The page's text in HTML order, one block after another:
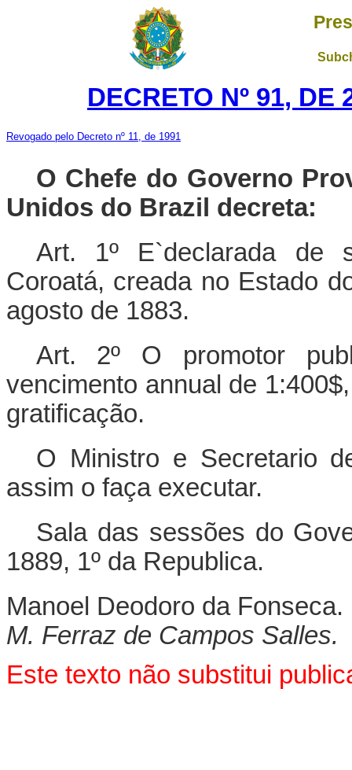
DECRETO Nº 91, DE
Revogado pelo Decreto nº 11, de 1991
O Chefe do Governo
Unidos do Brazil decreta:
Art. 1º E`declarada de
Coroatá, creada no Estado
agosto de 1883.
Art. 2º O promotor
vencimento annual de
gratificação.
O Ministro e Secretario
assim o faça executar.
Sala das sessões do
1889, 1º da Republica.
Manoel Deodoro da Fonseca.
M. Ferraz de Campos Salles.
Este texto não substitui